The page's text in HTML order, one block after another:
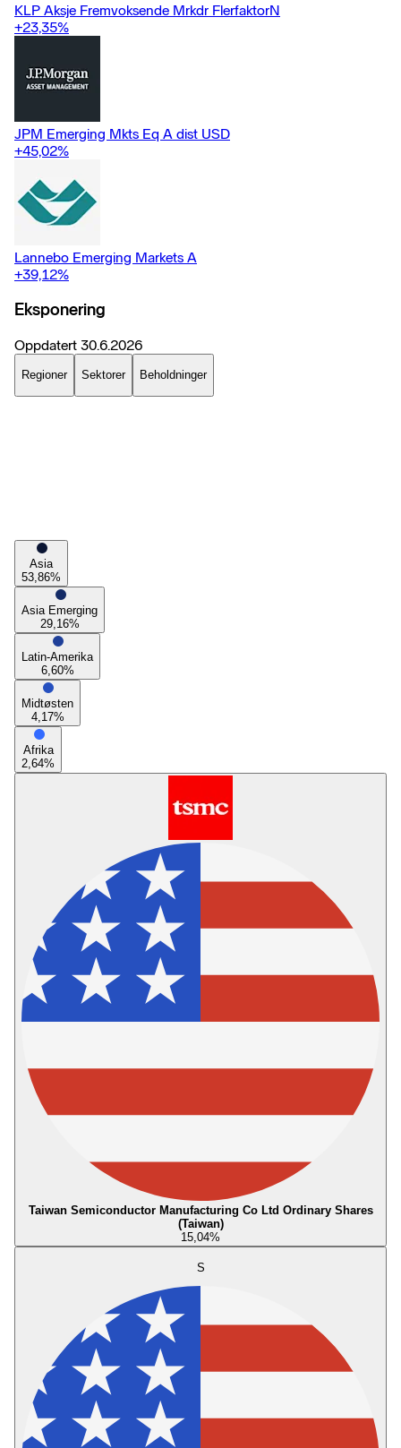
KLP Aksje Fremvoksende Mrkdr FlerfaktorN
+23,35%
JPM Emerging Mkts Eq A dist USD
+45,02%
Lannebo Emerging Markets A
+39,12%
Eksponering
Oppdatert 30.6.2026
Regioner Sektorer Beholdninger
Asia
53,86%
Asia Emerging
29,16%
Latin-Amerika
6,60%
Midtøsten
4,17%
Afrika
2,64%
Taiwan Semiconductor Manufacturing Co Ltd Ordinary Shares
(Taiwan)
15,04%
S